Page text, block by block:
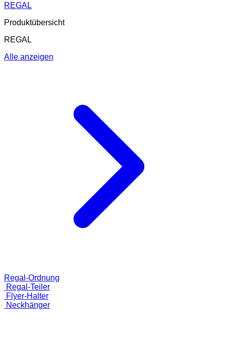
REGAL
Produktübersicht
REGAL
Alle anzeigen
Regal-Ordnung
Regal-Teiler
Flyer-Halter
Neckhänger